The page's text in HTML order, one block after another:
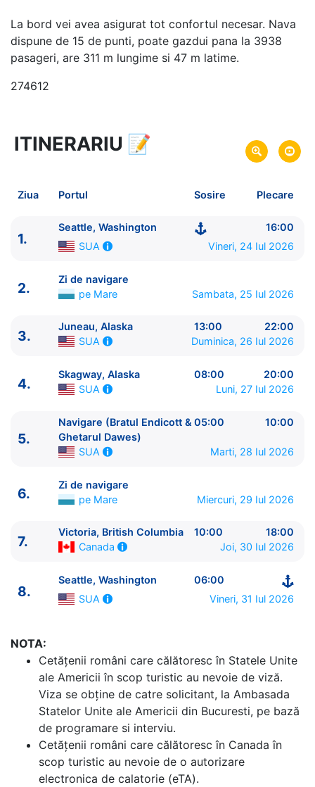
La bord vei avea asigurat tot confortul necesar. Nava
dispune de 15 de punti, poate gazdui pana la 3938
pasageri, are 311 m lungime si 47 m latime.
274612
8 zile vacanta de croaziera in
link oferta
Plecare pe 24 Iul 2026 din Seattle, Washington, SUA
Royal Caribbean International
ITINERARIU
Ziua | Portul | Sosire - Plecare
Seattle, Washington
2.
Zi de navigare pe Mare
0:00 - 0:00
Skagway, Alaska SUA 08:00 - 20:00
5.
Navigare (Bratul Endicott & Ghetarul Dawes)
Zi de navigare pe Mare
0:00 - 0:00
7. Victoria, British Columbia Canada 10:00 - 18:00
ITINERARIU 📝
Ziua Portul Sosire Plecare
1.
Seattle, Washington
16:00
SUA
Vineri, 24 Iul 2026
2.
Zi de navigare
pe Mare
Sambata, 25 Iul 2026
3.
Juneau, Alaska 13:00
22:00
SUA
Duminica, 26 Iul 2026
4.
Skagway, Alaska 08:00
20:00
SUA
Luni, 27 Iul 2026
5.
Navigare (Bratul Endicott &
Ghetarul Dawes)
05:00 10:00
SUA Marti, 28 Iul 2026
6.
Zi de navigare
pe Mare
Miercuri, 29 Iul 2026
7.
Victoria, British Columbia 10:00
18:00
Canada
Joi, 30 Iul 2026
8.
Seattle, Washington
06:00
SUA
Vineri, 31 Iul 2026
NOTA:
Cetăţenii români care călătoresc în Statele Unite
ale Americii în scop turistic au nevoie de viză.
Viza se obține de catre solicitant, la Ambasada
Statelor Unite ale Americii din Bucuresti, pe bază
de programare si interviu.
Cetăţenii români care călătoresc în Canada în
scop turistic au nevoie de o autorizare
electronica de calatorie (eTA).